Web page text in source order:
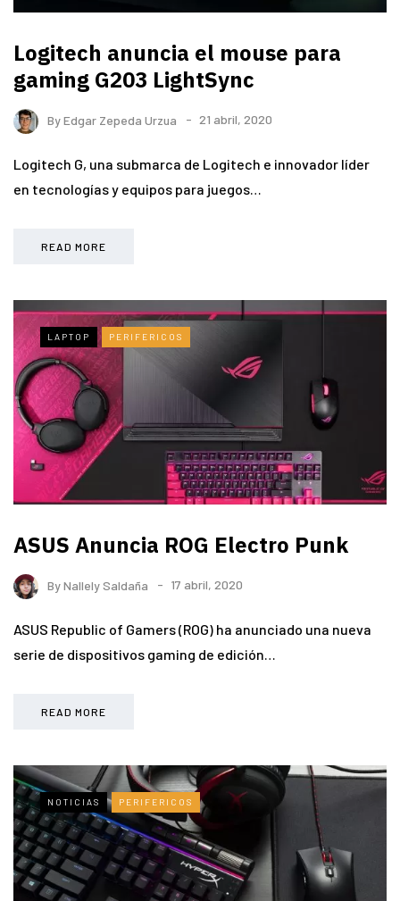
Logitech anuncia el mouse para
gaming G203 LightSync
ByEdgar Zepeda Urzua 21 abril, 2020
Logitech G, una submarca de Logitech e innovador líder
en tecnologías y equipos para juegos…
READ MORE
LAPTOP PERIFERICOS
ASUS Anuncia ROG Electro Punk
ByNallely Saldaña 17 abril, 2020
ASUS Republic of Gamers (ROG) ha anunciado una nueva
serie de dispositivos gaming de edición…
READ MORE
NOTICIAS PERIFERICOS